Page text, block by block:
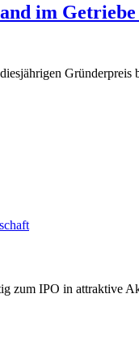
im Getriebe
Gründerpreis
zum IPO in attraktive